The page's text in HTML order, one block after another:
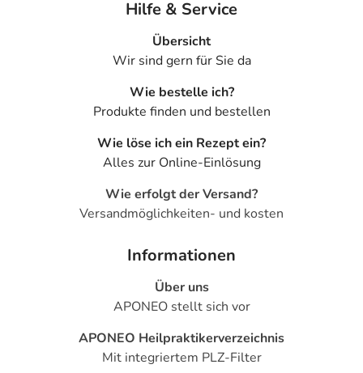
Beschwerde und/oder Dauer der Erkrankung und wird
deshalb nur von Ihrem Arzt bestimmt. Prinzipiell ist die
Dauer der Anwendung zeitlich nicht begrenzt, das
Arzneimittel kann daher längerfristig angewendet
Es kann zu einer Vielzahl von
Überdosierungserscheinungen kommen, unter anderem
zu Unterzuckerung, Schwindel und Kopfschmerzen.
Setzen Sie sich bei dem Verdacht auf eine Überdosierung
Einnahme vergessen?
Setzen Sie die Einnahme zum nächsten vorgeschriebenen
Zeitpunkt ganz normal (also nicht mit der doppelten
Generell gilt: Achten Sie vor allem bei Säuglingen,
Hilfe & Service
Übersicht
Wir sind gern für Sie da
Wie bestelle ich?
Produkte finden und bestellen
Wie löse ich ein Rezept ein?
Alles zur Online-Einlösung
Wie erfolgt der Versand?
Versandmöglichkeiten- und kosten
Informationen
Über uns
APONEO stellt sich vor
APONEO Heilpraktikerverzeichnis
Mit integriertem PLZ-Filter